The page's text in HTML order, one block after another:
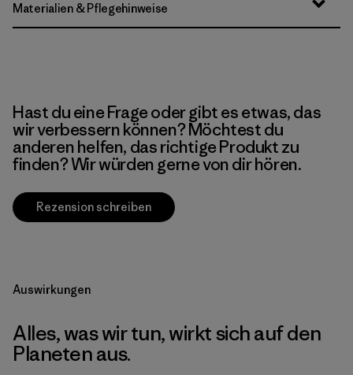
Materialien & Pflegehinweise
Hast du eine Frage oder gibt es etwas, das
wir verbessern können? Möchtest du
anderen helfen, das richtige Produkt zu
finden? Wir würden gerne von dir hören.
Rezension schreiben
Auswirkungen
Alles, was wir tun, wirkt sich auf den
Planeten aus.